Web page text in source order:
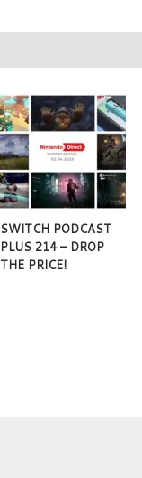
SWITCH PODCAST
PLUS 214 – DROP
THE PRICE!